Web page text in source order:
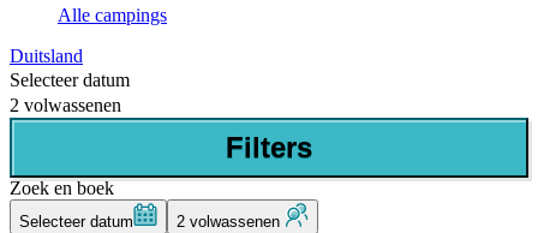
Alle campings
Duitsland
Selecteer datum
2 volwassenen
Filters
Zoek en boek
Selecteer datum 2 volwassenen